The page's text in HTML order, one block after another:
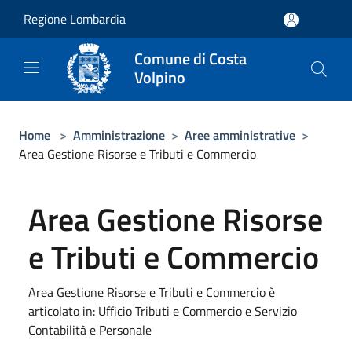
Regione Lombardia
Comune di Costa
Volpino
Home > Amministrazione > Aree amministrative >
Area Gestione Risorse e Tributi e Commercio
Area Gestione Risorse
e Tributi e Commercio
Area Gestione Risorse e Tributi e Commercio è
articolato in: Ufficio Tributi e Commercio e Servizio
Contabilità e Personale